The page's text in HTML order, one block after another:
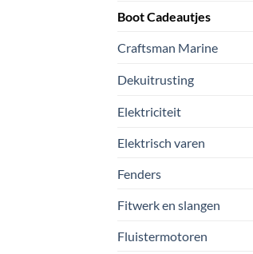
Boot Cadeautjes
Craftsman Marine
Dekuitrusting
Elektriciteit
Elektrisch varen
Fenders
Fitwerk en slangen
Fluistermotoren